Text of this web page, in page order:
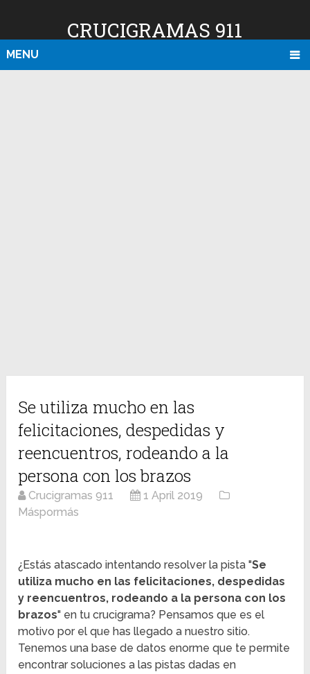
CRUCIGRAMAS 911
MENU
Se utiliza mucho en las
felicitaciones, despedidas y
reencuentros, rodeando a la
persona con los brazos
Crucigramas 911
1 April 2019
Máspormás
¿Estás atascado intentando resolver la pista "Se
utiliza mucho en las felicitaciones, despedidas
y reencuentros, rodeando a la persona con los
brazos" en tu crucigrama? Pensamos que es el
motivo por el que has llegado a nuestro sitio.
Tenemos una base de datos enorme que te permite
encontrar soluciones a las pistas dadas en